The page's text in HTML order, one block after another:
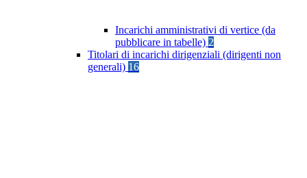
Incarichi amministrativi di vertice (da
pubblicare in tabelle) 2
Titolari di incarichi dirigenziali (dirigenti non
generali) 16